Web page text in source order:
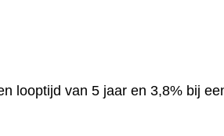
looptijd van 5 jaar en 3,8% bij